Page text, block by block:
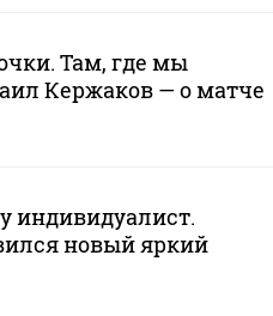
Там, где мы
Кержаков — о матче
индивидуалист.
новый яркий